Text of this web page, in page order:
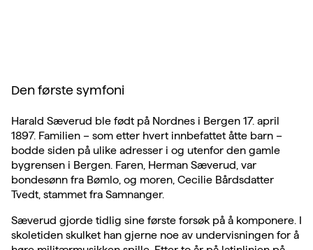
Den første symfoni
Harald Sæverud ble født på Nordnes i Bergen 17. april
1897. Familien – som etter hvert innbefattet åtte barn –
bodde siden på ulike adresser i og utenfor den gamle
bygrensen i Bergen. Faren, Herman Sæverud, var
bondesønn fra Bømlo, og moren, Cecilie Bårdsdatter
Tvedt, stammet fra Samnanger.
Sæverud gjorde tidlig sine første forsøk på å komponere. I
skoletiden skulket han gjerne noe av undervisningen for å